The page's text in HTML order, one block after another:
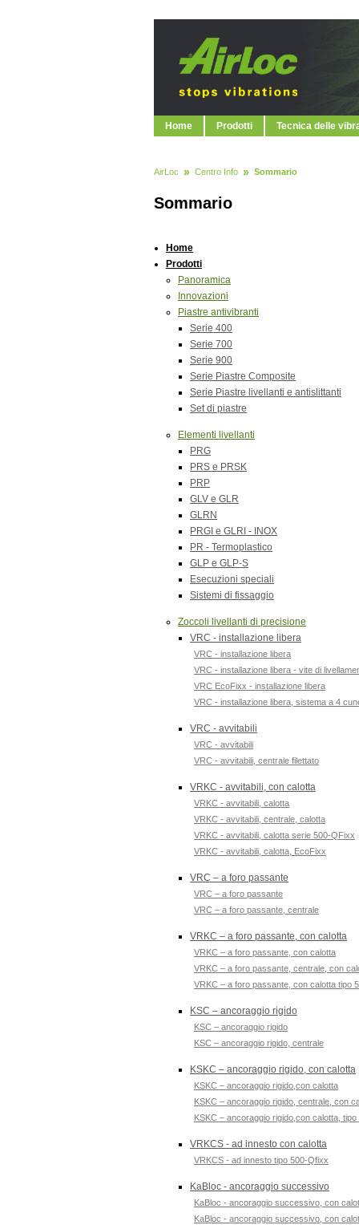
Home Prodotti Tecnica delle
AirLoc Centro Info Sommario
Sommario
Home
Prodotti
Panoramica
Innovazioni
Piastre antivibranti
Serie 400
Serie 700
Serie 900
Serie Piastre Composite
Serie Piastre livellanti e antislittanti
Set di piastre
Elementi livellanti
PRG
PRS e PRSK
PRP
GLV e GLR
GLRN
PRGI e GLRI - INOX
PR - Termoplastico
GLP e GLP-S
Esecuzioni speciali
Sistemi di fissaggio
Zoccoli livellanti di precisione
VRC - installazione libera
VRC - installazione libera
VRC - installazione libera - vite di
VRC EcoFixx - installazione libera
VRC - installazione libera, sistema a 4
VRC - avvitabili
VRC - avvitabili
VRC - avvitabili, centrale filettato
VRKC - avvitabili, con calotta
VRKC - avvitabili, calotta
VRKC - avvitabili, centrale, calotta
VRKC - avvitabili, calotta serie 500-QFixx
VRKC - avvitabili, calotta, EcoFixx
VRC – a foro passante
VRC – a foro passante
VRC – a foro passante, centrale
VRKC – a foro passante, con calotta
VRKC – a foro passante, con calotta
VRKC – a foro passante, centrale, con
VRKC – a foro passante, con calotta tipo
KSC – ancoraggio rigido
KSC – ancoraggio rigido
KSC – ancoraggio rigido, centrale
KSKC – ancoraggio rigido, con calotta
KSKC – ancoraggio rigido,con calotta
KSKC – ancoraggio rigido, centrale, con
KSKC – ancoraggio rigido,con calotta,
VRKCS - ad innesto con calotta
VRKCS - ad innesto tipo 500-Qfixx
KaBloc - ancoraggio successivo
KaBloc - ancoraggio successivo, con
KaBloc - ancoraggio successivo, con